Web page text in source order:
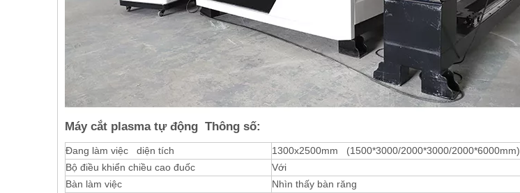
Máy cắt plasma tự động Thông số:
Đang làm việc diện tích
1300x2500mm (1500*3000/2000*3000/2000*6000mm)
Bộ điều khiển chiều cao đuốc
Với
Bàn làm việc
Nhìn thấy bàn răng